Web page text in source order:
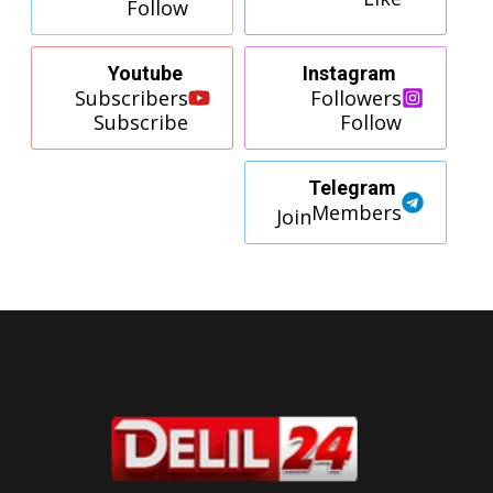
Follow
Instagram
Followers
Follow
Youtube
Subscribers
Subscribe
Telegram
Members
Join